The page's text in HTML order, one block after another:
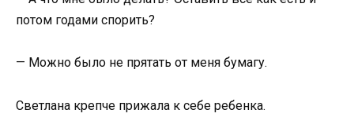
потом годами спорить?
— Можно было не прятать от меня бумагу.
Светлана крепче прижала к себе ребенка.